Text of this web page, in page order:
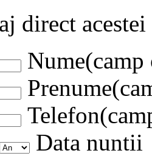
direct
Data nuntii